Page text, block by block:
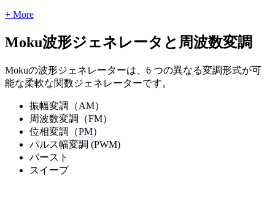
+ More
Moku波形ジェネレータと周波数変調
Mokuの波形ジェネレーターは、6 つの異なる変調形式が可
能な柔軟な関数ジェネレーターです。
振幅変調（AM）
周波数変調（FM）
位相変調（PM）
パルス幅変調 (PWM)
バースト
スイープ